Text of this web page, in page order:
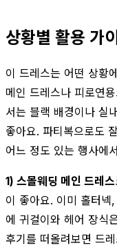
상황별 활용 가
이 드레스는 어떤 상황
메인 드레스나 피로연
서는 블랙 배경이나 실
좋아요. 파티복으로도
어느 정도 있는 행사에
1) 스몰웨딩 메인 드레스
이 좋아요. 이미 홀터
에 귀걸이와 헤어 장식
후기를 떠올려보면 드